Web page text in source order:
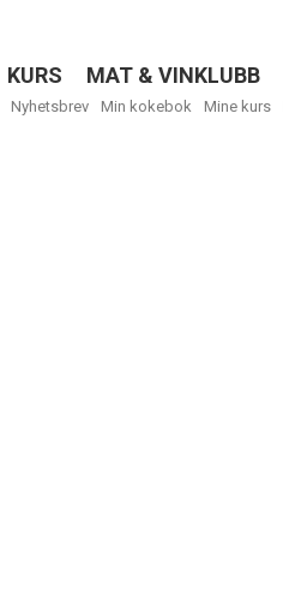
KURS MAT & VINKLUBB
Nyhetsbrev Min kokebok Mine kurs